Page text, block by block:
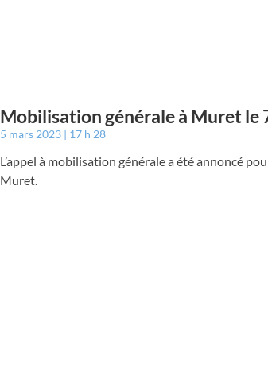
Mobilisation générale à Muret le
5 mars 2023 17 h 28
L’appel à mobilisation générale a été annoncé
Muret.